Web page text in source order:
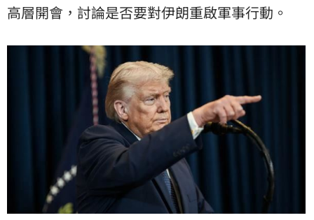
高層開會，討論是否要對伊朗重啟軍事行動。